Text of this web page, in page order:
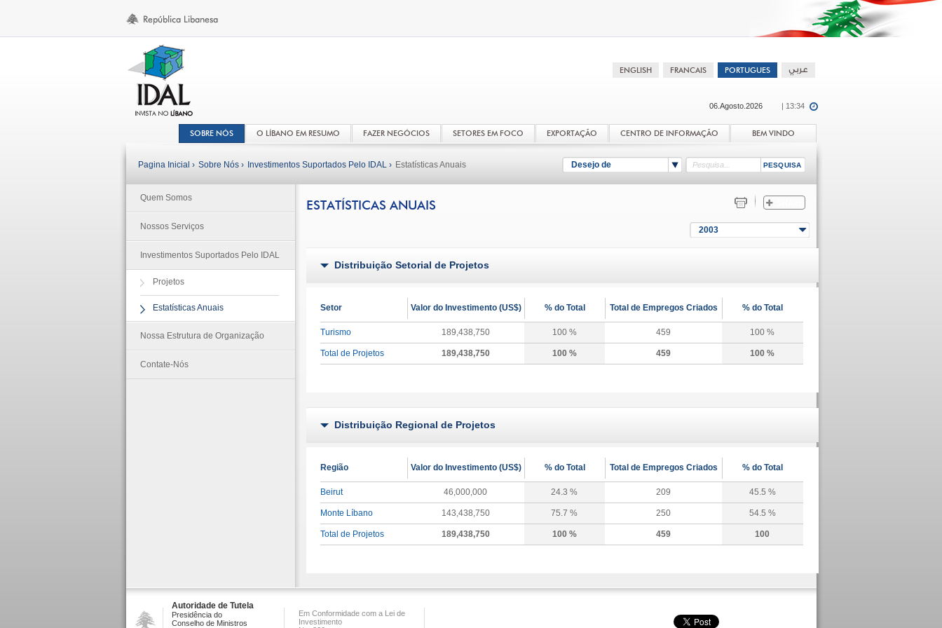
06.Agosto.2026 | 13:34
SOBRE NÓS O LÍBANO EM RESUMO FAZER NEGÓCIOS SETORES EM FOCO EXPORTAÇÃO CENTRO DE INFORMAÇÃO BEM VINDO
Desejo de
Pagina Inicial › Sobre Nós › Investimentos Suportados Pelo IDAL › Estatísticas Anuais
Quem Somos
Nossos Serviços
Investimentos Suportados Pelo IDAL
Projetos
Estatísticas Anuais
Nossa Estrutura de Organização
Contate-Nós
ESTATÍSTICAS ANUAIS
2003
Distribuição Setorial de Projetos
Setor Valor do Investimento (US$) % do Total Total de Empregos Criados % do Total
Turismo 189,438,750 100 % 459 100 %
Total de Projetos 189,438,750 100 % 459 100 %
Distribuição Regional de Projetos
Região Valor do Investimento (US$) % do Total Total de Empregos Criados % do Total
Beirut 46,000,000 24.3 % 209 45.5 %
Monte Líbano 143,438,750 75.7 % 250 54.5 %
Total de Projetos 189,438,750 100 % 459 100
Autoridade de Tutela
Presidência do
Conselho de Ministros
Em Conformidade com a Lei de
Investimento